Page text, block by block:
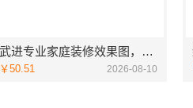
武进专业家庭装修效果图，常州宜居佳装饰量身定制
￥50.51 2026-08-10